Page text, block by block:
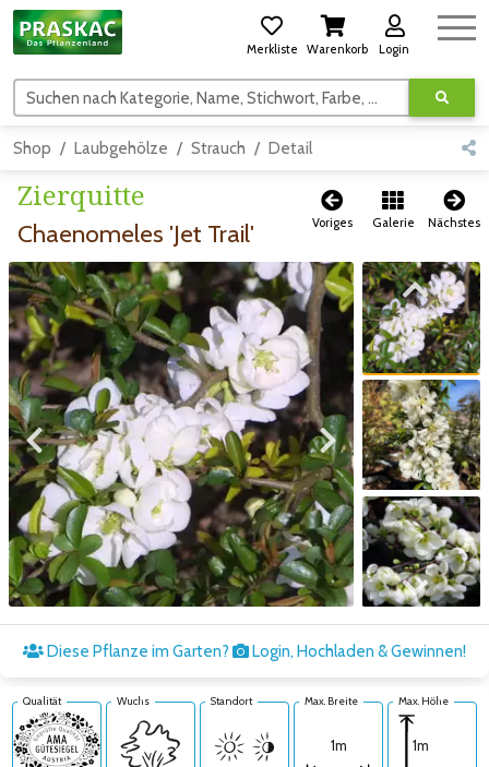
Merkliste Warenkorb Login
Suchen nach Kategorie, Name, Stichwort, Farbe, usw.
Shop Laubgehölze Strauch Detail
Zierquitte
Chaenomeles 'Jet Trail' Voriges Galerie Nächstes
Zum vorigen Bild Zum nächsten Bild
Zum vorigen Bild
Zum nächsten Bild
Diese Pflanze im Garten? Login, Hochladen & Gewinnen!
Qualität Wuchs Standort Max. Breite
1m
Max. Höhe
1m